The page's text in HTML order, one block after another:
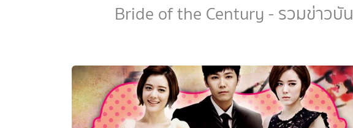
Bride of the Century - รวมข่าว